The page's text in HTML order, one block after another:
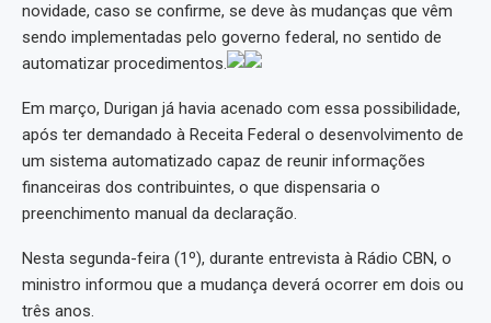
novidade, caso se confirme, se deve às mudanças que vêm
sendo implementadas pelo governo federal, no sentido de
automatizar procedimentos.
Em março, Durigan já havia acenado com essa possibilidade,
após ter demandado à Receita Federal o desenvolvimento de
um sistema automatizado capaz de reunir informações
financeiras dos contribuintes, o que dispensaria o
preenchimento manual da declaração.
Nesta segunda-feira (1º), durante entrevista à Rádio CBN, o
ministro informou que a mudança deverá ocorrer em dois ou
três anos.